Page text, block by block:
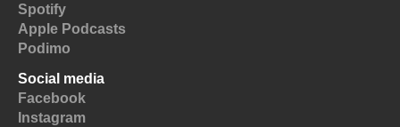
Spotify
Apple Podcasts
Podimo
Social media
Facebook
Instagram